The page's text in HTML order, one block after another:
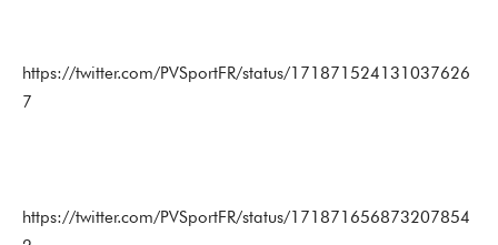
https://twitter.com/PVSportFR/status/171871524131037626
7
https://twitter.com/PVSportFR/status/171871656873207854